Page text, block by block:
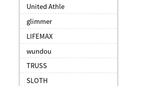
United Athle
glimmer
LIFEMAX
wundou
TRUSS
SLOTH